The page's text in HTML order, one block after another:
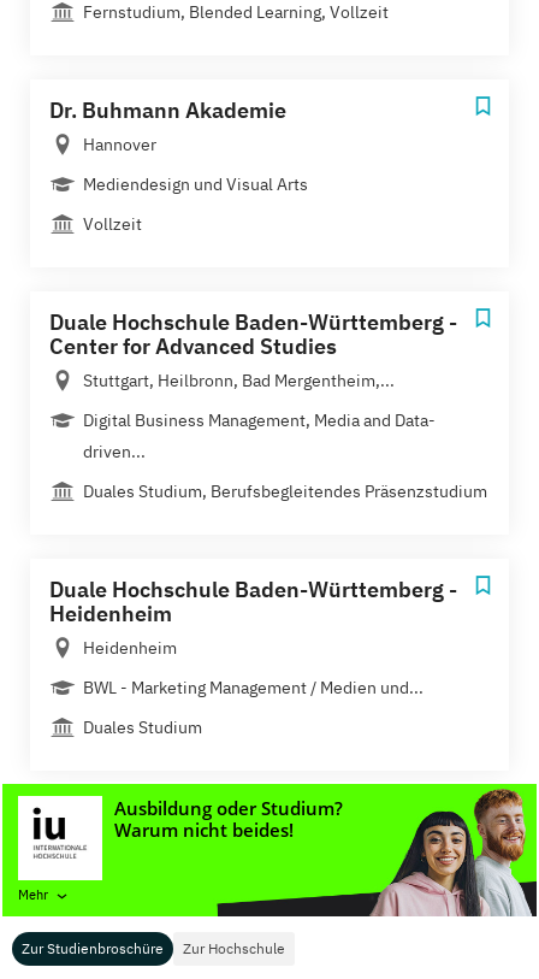
Zur Studienbroschüre Zur Hochschule
Mehr
Fernstudium, Blended Learning, Vollzeit
Dr. Buhmann Akademie
Hannover
Mediendesign und Visual Arts
Vollzeit
Duale Hochschule Baden-Württemberg -
Center for Advanced Studies
Stuttgart, Heilbronn, Bad Mergentheim,...
Digital Business Management, Media and Data-
driven...
Duales Studium, Berufsbegleitendes Präsenzstudium
Duale Hochschule Baden-Württemberg -
Heidenheim
Heidenheim
BWL - Marketing Management / Medien und...
Duales Studium
Duale Hochschule Baden-Württemberg -
Mannheim
Mannheim
Duales Studium